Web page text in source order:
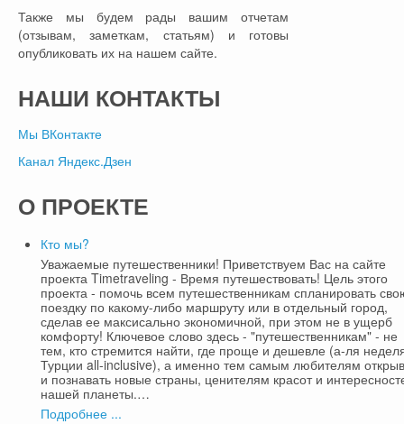
Также мы будем рады вашим отчетам
(отзывам, заметкам, статьям) и готовы
опубликовать их на нашем сайте.
НАШИ КОНТАКТЫ
Мы ВКонтакте
Канал Яндекс.Дзен
О ПРОЕКТЕ
Кто мы?
Уважаемые путешественники! Приветствуем Вас на сайте
проекта Timetraveling - Время путешествовать! Цель этого
проекта - помочь всем путешественникам спланировать
поездку по какому-либо маршруту или в отдельный город,
сделав ее максисально экономичной, при этом не в ущерб
комфорту! Ключевое слово здесь - "путешественникам" - не
тем, кто стремится найти, где проще и дешевле (а-ля
Турции all-inclusive), а именно тем самым любителям
и познавать новые страны, ценителям красот и
нашей планеты.…
Подробнее ...